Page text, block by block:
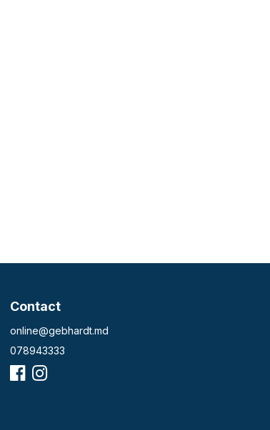
Contact
online@gebhardt.md
078943333